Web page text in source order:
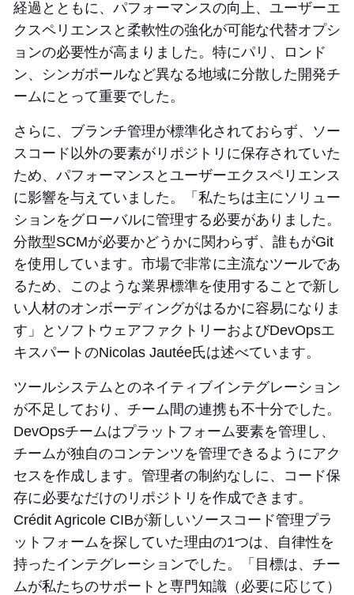
経過とともに、パフォーマンスの向上、ユーザーエ
クスペリエンスと柔軟性の強化が可能な代替オプシ
ョンの必要性が高まりました。特にパリ、ロンド
ン、シンガポールなど異なる地域に分散した開発チ
ームにとって重要でした。
さらに、ブランチ管理が標準化されておらず、ソー
スコード以外の要素がリポジトリに保存されていた
ため、パフォーマンスとユーザーエクスペリエンス
に影響を与えていました。「私たちは主にソリュー
ションをグローバルに管理する必要がありました。
分散型SCMが必要かどうかに関わらず、誰もがGit
を使用しています。市場で非常に主流なツールであ
るため、このような業界標準を使用することで新し
い人材のオンボーディングがはるかに容易になりま
す」とソフトウェアファクトリーおよびDevOpsエ
キスパートのNicolas Jautée氏は述べています。
ツールシステムとのネイティブインテグレーション
が不足しており、チーム間の連携も不十分でした。
DevOpsチームはプラットフォーム要素を管理し、
チームが独自のコンテンツを管理できるようにアク
セスを作成します。管理者の制約なしに、コード保
存に必要なだけのリポジトリを作成できます。
Crédit Agricole CIBが新しいソースコード管理プラ
ットフォームを探していた理由の1つは、自律性を
持ったインテグレーションでした。「目標は、チー
ムが私たちのサポートと専門知識（必要に応じて）